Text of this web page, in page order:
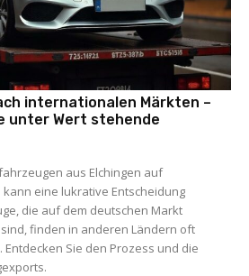
internationalen Märkten –
unter Wert stehende
aus Elchingen auf
eine lukrative Entscheidung
die auf dem deutschen Markt
finden in anderen Ländern oft
Sie den Prozess und die